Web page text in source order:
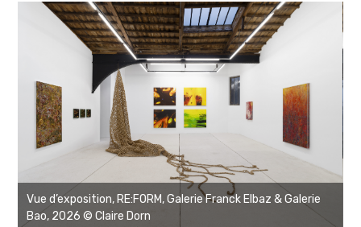
Vue d’exposition, RE:FORM, Galerie Franck Elbaz & Galerie
Bao, 2026 © Claire Dorn